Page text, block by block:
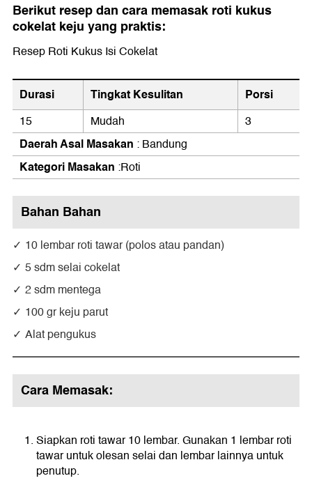
Berikut resep dan cara memasak roti kukus
cokelat keju yang praktis:
Resep Roti Kukus Isi Cokelat
Durasi Tingkat Kesulitan Porsi
15 Mudah 3
Daerah Asal Masakan : Bandung
Kategori Masakan :Roti
Bahan Bahan
10 lembar roti tawar (polos atau pandan)
5 sdm selai cokelat
2 sdm mentega
100 gr keju parut
Alat pengukus
Cara Memasak:
Siapkan roti tawar 10 lembar. Gunakan 1 lembar roti
tawar untuk olesan selai dan lembar lainnya untuk
penutup.